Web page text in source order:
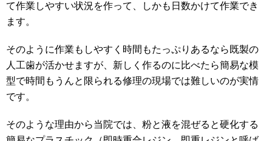
て作業しやすい状況を作って、しかも日数かけて作業でき
ます。
そのように作業もしやすく時間もたっぷりあるなら既製の
人工歯が活かせますが、新しく作るのに比べたら簡易な模
型で時間もうんと限られる修理の現場では難しいのが実情
です。
そのような理由から当院では、粉と液を混ぜると硬化する